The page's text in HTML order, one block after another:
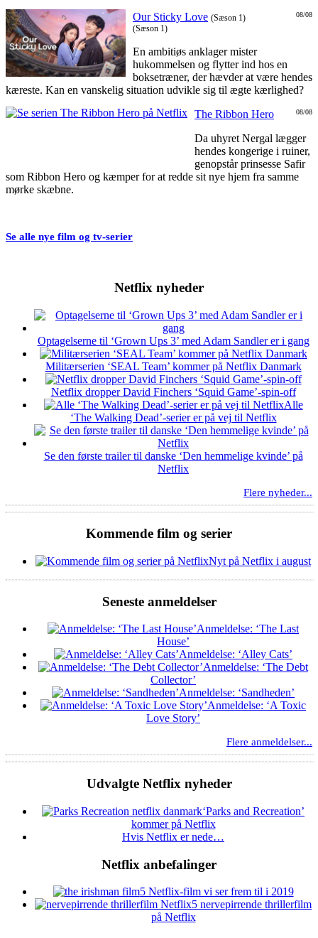
08/08
Our Sticky Love (Sæson 1)
(Sæson 1)
En ambitiøs anklager mister
hukommelsen og flytter ind hos en
boksetræner, der hævder at være hendes
kæreste. Kan en vanskelig situation udvikle sig til ægte kærlighed?
08/08
The Ribbon Hero
Da uhyret Nergal lægger
hendes kongerige i ruiner,
genopstår prinsesse Safir
som Ribbon Hero og kæmper for at redde sit nye hjem fra samme
mørke skæbne.
Se alle nye film og tv-serier
Netflix nyheder
Optagelserne til ‘Grown Ups 3’ med Adam Sandler er i gang
Militærserien ‘SEAL Team’ kommer på Netflix Danmark
Netflix dropper David Finchers ‘Squid Game’-spin-off
Alle
‘The Walking Dead’-serier er på vej til Netflix
Se den første trailer til danske ‘Den hemmelige kvinde’ på
Netflix
Flere nyheder...
Kommende film og serier
Nyt på Netflix i august
Seneste anmeldelser
Anmeldelse: ‘The Last
House’
Anmeldelse: ‘Alley Cats’
Anmeldelse: ‘The Debt
Collector’
Anmeldelse: ‘Sandheden’
Anmeldelse: ‘A Toxic
Love Story’
Flere anmeldelser...
Udvalgte Netflix nyheder
‘Parks and Recreation’
kommer på Netflix
Hvis Netflix er nede…
Netflix anbefalinger
5 Netflix-film vi ser frem til i 2019
5 nervepirrende thrillerfilm
på Netflix